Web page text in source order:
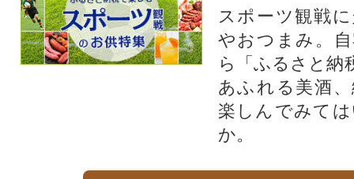
スポーツ観戦
やおつまみ。
ら「ふるさと納
あふれる美酒
楽しんでみて
か。